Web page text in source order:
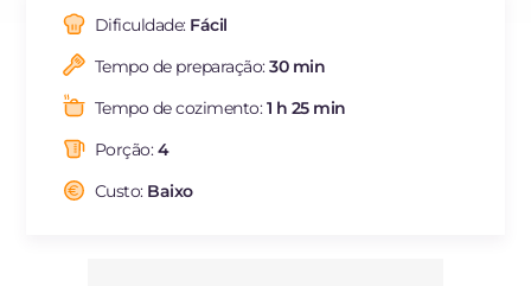
FR
DE
NL
Dificuldade: Fácil
Tempo de preparação:30 min
Tempo de cozimento:1 h 25 min
Porção:4
Custo: Baixo